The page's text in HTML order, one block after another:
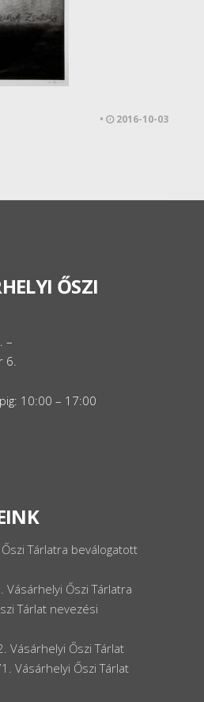
• 2016-10-03
ŐSZI
–
6.
10:00 – 17:00
Tárlatra beválogatott
Vásárhelyi Őszi Tárlatra
Tárlat nevezési
Vásárhelyi Őszi Tárlat
Vásárhelyi Őszi Tárlat